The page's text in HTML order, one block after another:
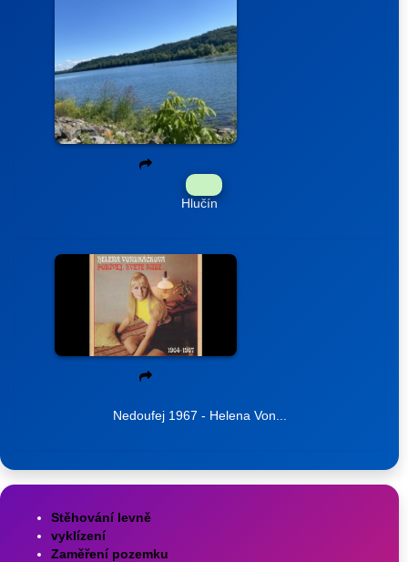
Hlučín
Nedoufej 1967 - Helena Von...
Stěhování levně
vyklízení
Zaměření pozemku